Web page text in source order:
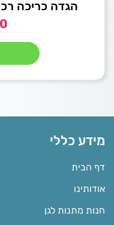
הגדה כריכה
מידע כללי
דף הבית
אודותינו
חנות מתנות לגן